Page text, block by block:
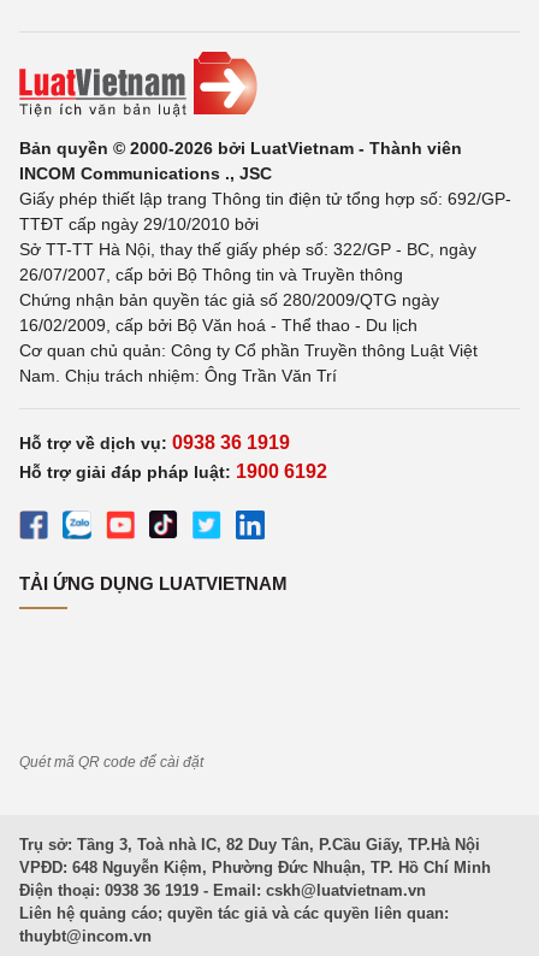
Bản quyền © 2000-2026 bởi LuatVietnam - Thành viên
INCOM Communications ., JSC
Giấy phép thiết lập trang Thông tin điện tử tổng hợp số: 692/GP-
TTĐT cấp ngày 29/10/2010 bởi
Sở TT-TT Hà Nội, thay thế giấy phép số: 322/GP - BC, ngày
26/07/2007, cấp bởi Bộ Thông tin và Truyền thông
Chứng nhận bản quyền tác giả số 280/2009/QTG ngày
16/02/2009, cấp bởi Bộ Văn hoá - Thể thao - Du lịch
Cơ quan chủ quản: Công ty Cổ phần Truyền thông Luật Việt
Nam. Chịu trách nhiệm: Ông Trần Văn Trí
Hỗ trợ về dịch vụ: 0938 36 1919
Hỗ trợ giải đáp pháp luật: 1900 6192
TẢI ỨNG DỤNG LUATVIETNAM
Quét mã QR code để cài đặt
Trụ sở: Tầng 3, Toà nhà IC, 82 Duy Tân, P.Cầu Giấy, TP.Hà Nội
VPĐD: 648 Nguyễn Kiệm, Phường Đức Nhuận, TP. Hồ Chí Minh
Điện thoại: 0938 36 1919 - Email: cskh@luatvietnam.vn
Liên hệ quảng cáo; quyền tác giả và các quyền liên quan:
thuybt@incom.vn